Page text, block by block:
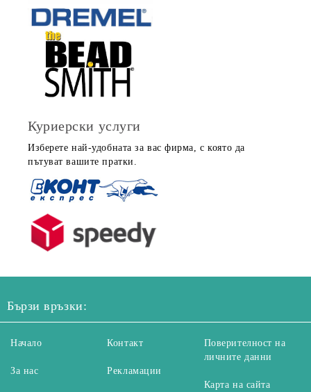
Куриерски услуги
Изберете най-удобната за вас фирма, с която да
пътуват вашите пратки.
Бързи връзки:
Начало
За нас
Контакт
Рекламации
Поверителност на
личните данни
Карта на сайта